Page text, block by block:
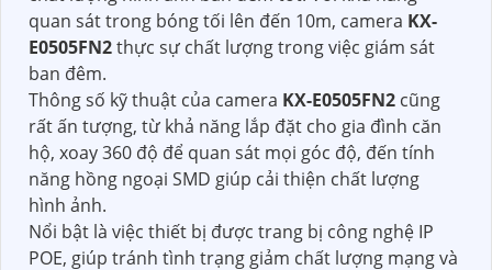
quan sát trong bóng tối lên đến 10m, camera KX-
E0505FN2thực sự chất lượng trong việc giám sát
ban đêm.
Thông số kỹ thuật của camera KX-E0505FN2 cũng
rất ấn tượng, từ khả năng lắp đặt cho gia đình căn
hộ, xoay 360 độ để quan sát mọi góc độ, đến tính
năng hồng ngoại SMD giúp cải thiện chất lượng
hình ảnh.
Nổi bật là việc thiết bị được trang bị công nghệ IP
POE, giúp tránh tình trạng giảm chất lượng mạng và